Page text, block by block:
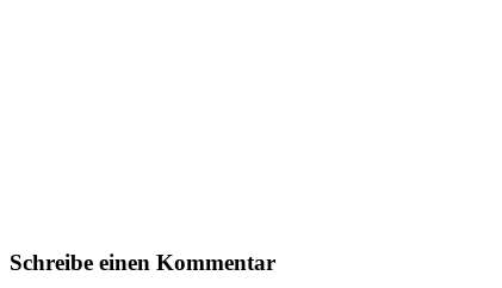
Schreibe einen Kommentar